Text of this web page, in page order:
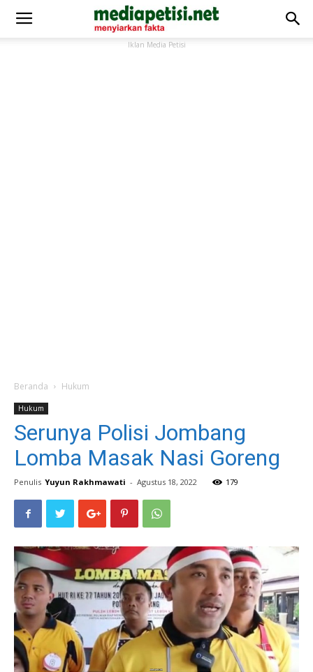
Iklan Media Petisi
Beranda Hukum
Hukum
Serunya Polisi Jombang
Lomba Masak Nasi Goreng
Penulis Yuyun Rakhmawati - Agustus 18, 2022 179